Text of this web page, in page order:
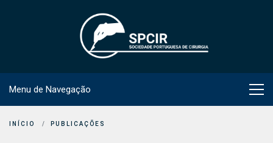
Menu de Navegação
INÍCIO PUBLICAÇÕES